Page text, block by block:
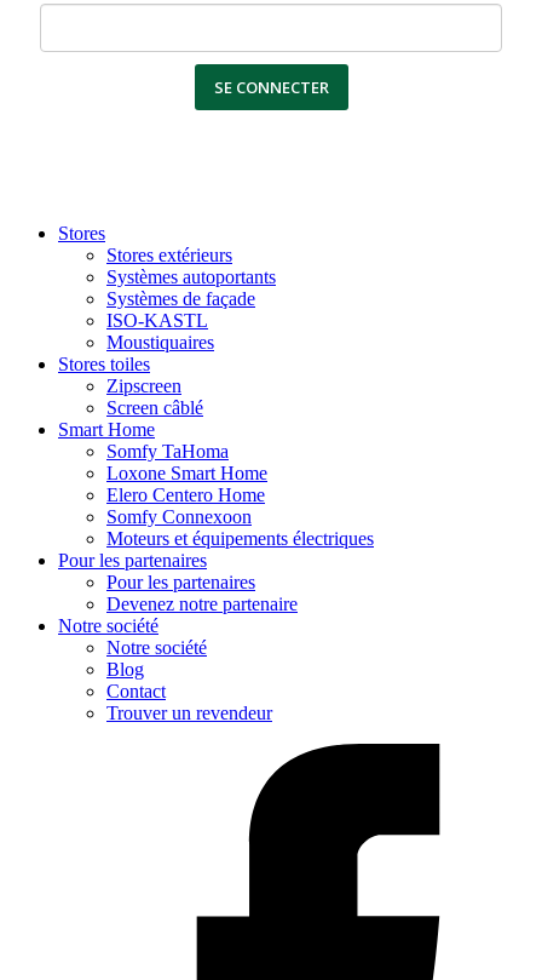
SE CONNECTER
Stores
Stores extérieurs
Systèmes autoportants
Systèmes de façade
ISO-KASTL
Moustiquaires
Stores toiles
Zipscreen
Screen câblé
Smart Home
Somfy TaHoma
Loxone Smart Home
Elero Centero Home
Somfy Connexoon
Moteurs et équipements électriques
Pour les partenaires
Pour les partenaires
Devenez notre partenaire
Notre société
Notre société
Blog
Contact
Trouver un revendeur